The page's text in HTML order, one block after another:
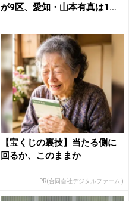
が9区、愛知・山本有真は1
【宝くじの裏技】当たる側に
回るか、このままか
PR(合同会社デジタルファーム )